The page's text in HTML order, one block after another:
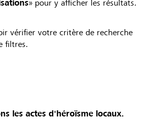
» pour y afficher les résultats.
vérifier votre critère de recherche
filtres.
les actes d'héroïsme locaux.